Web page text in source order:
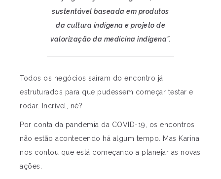
sustentável baseada em produtos
da cultura indígena e projeto de
valorização da medicina indígena”.
Todos os negócios saíram do encontro já
estruturados para que pudessem começar testar e
rodar. Incrível, né?
Por conta da pandemia da COVID-19, os encontros
não estão acontecendo há algum tempo. Mas Karina
nos contou que está começando a planejar as novas
ações.